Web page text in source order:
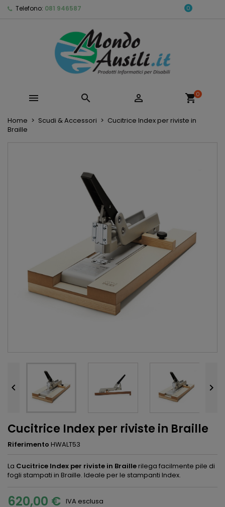
Telefono: 081 946587 0
   shopping_cart0
Home Scudi & Accessori
Cucitrice Index per riviste in
Braille
 
Cucitrice Index per riviste in Braille
Riferimento HWALT53
La Cucitrice Index per riviste in Braillerilega facilmente pile di
fogli stampati in Braille. Ideale per le stampanti Index.
620,00 € IVA esclusa